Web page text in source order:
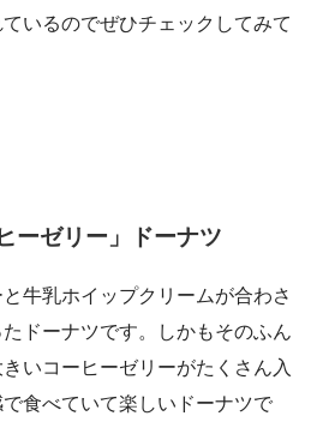
いるのでぜひチェックしてみて
ーゼリー」ドーナツ
牛乳ホイップクリームが合わさ
ドーナツです。しかもそのふん
いコーヒーゼリーがたくさん入
食べていて楽しいドーナツで